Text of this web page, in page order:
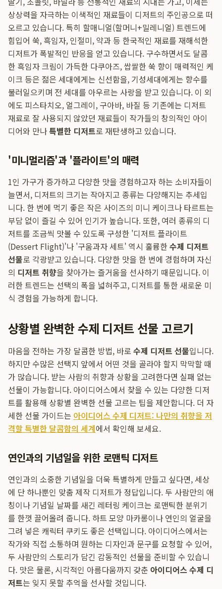
상상력을 자극하는 이색적인 재료들이 디저트의 주인공으로 떠
오르고 있습니다. 특히 할매니얼(할머니+밀레니얼) 트렌드에
힘입어 쑥, 흑임자, 인절미, 약과 등 한국적인 재료를 재해석한
디저트가 폭발적인 반응을 얻고 있습니다. 구수하면서도 달콤
한 흑임자 크림이 가득한 다쿠아즈, 쌉쌀한 쑥 향이 매력적인 케
이크 등은 젊은 세대에게는 신선함을, 기성세대에게는 향수를
불러일으키며 전 세대를 아우르는 사랑을 받고 있습니다. 이 외
에도 피스타치오, 얼그레이, 구아바, 바질 등 기존에는 디저트
재료로 잘 사용되지 않았던 재료들이 작가들의 창의적인 아이
디어와 만나특별한 디저트로 재탄생하고 있습니다.
'미니멀리즘'과 '플라이트'의 매력
1인 가구가 증가하고 다양한 맛을 경험하고자 하는 소비자들이
늘면서, 디저트의 크기는 작아지고 종류는 다양해지는 추세입
니다. 한 번에 먹기 좋은 작은 사이즈의 미니 케이크나 타르트는
부담 없이 즐길 수 있어 인기가 높습니다. 또한, 여러 종류의 디
저트를 조금씩 맛볼 수 있도록 구성한 '디저트 플라이트
(Dessert Flight)'나 '구움과자 세트' 역시 훌륭한수제 디저트
선물로 각광받고 있습니다. 다양한 맛을 한 번에 경험하며 자신
의 디저트 취향을 찾아가는 즐거움을 선사하기 때문입니다. 이
러한 트렌드는 선택의 폭을 넓혀주고, 디저트를 통한 새로운 미
식 경험을 가능하게 합니다.
상황별 완벽한 수제 디저트 선물 고르기
마음을 전하는 가장 달콤한 방법, 바로 수제 디저트 선물입니다.
하지만 수많은 선택지 앞에서 어떤 것을 골라야 할지 막막할 때
가 많습니다. 받는 사람의 취향과 상황을 고려한다면 실패 없는
선물이 가능합니다. 아이디어스에서 찾을 수 있는 다양한 디저
트를 활용해 상황별 완벽한 선물 고르는 팁을 제안합니다. 더 자
세한 선물 가이드는 아이디어스 수제 디저트: 나만의 취향을 저
격할 특별한 달콤함의 세계에서 확인해 보세요.
연인과의 기념일을 위한 로맨틱 디저트
연인과의 소중한 기념일을 더욱 특별하게 만들고 싶다면, 세상
에 단 하나뿐인 맞춤 제작 디저트가 정답입니다. 두 사람만의 애
칭이나 기념일 날짜를 새긴 레터링 케이크는 로맨틱한 분위기
를 한껏 끌어올려 줍니다. 하트 모양 마카롱이나 연인의 얼굴을
그려 넣은 캐릭터 쿠키도 좋은 선택입니다. 아이디어스에서는
작가와 직접 소통하며 원하는 디자인과 문구를 요청할 수 있어,
두 사람만의 스토리가 담긴 감동적인 선물을 준비할 수 있습니
다. 맛은 물론, 시각적인 아름다움까지 갖춘 아이디어스 수제 디
저트는 잊지 못할 추억을 선사할 것입니다.